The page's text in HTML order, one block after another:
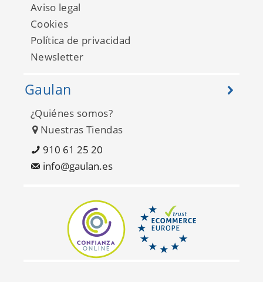
Matieres Stone 337234
Aviso legal
Cookies
Política de privacidad
Newsletter
Gaulan
¿Quiénes somos?
Nuestras Tiendas
910 61 25 20
info@gaulan.es